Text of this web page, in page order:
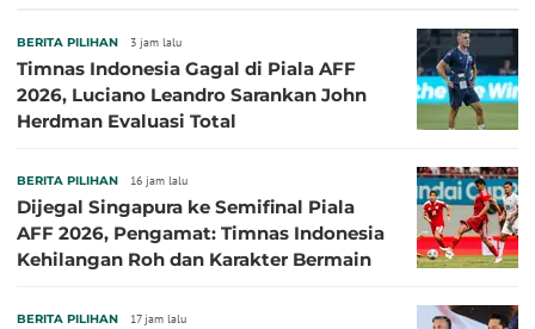
BERITA PILIHAN 3 jam lalu
Timnas Indonesia Gagal di Piala AFF
2026, Luciano Leandro Sarankan John
Herdman Evaluasi Total
BERITA PILIHAN 16 jam lalu
Dijegal Singapura ke Semifinal Piala
AFF 2026, Pengamat: Timnas Indonesia
Kehilangan Roh dan Karakter Bermain
BERITA PILIHAN 17 jam lalu